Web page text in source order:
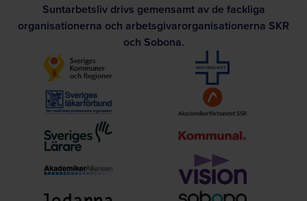
Suntarbetsliv drivs gemensamt av de fackliga
organisationerna och arbetsgivarorganisationerna SKR
och Sobona.